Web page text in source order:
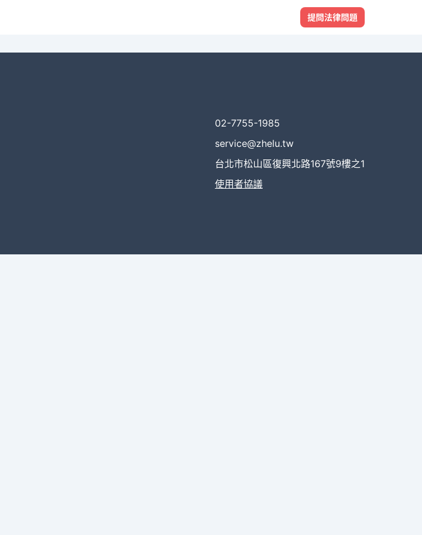
提問法律問題
02-7755-1985
service@zhelu.tw
台北市松山區復興北路167號9樓之1
使用者協議